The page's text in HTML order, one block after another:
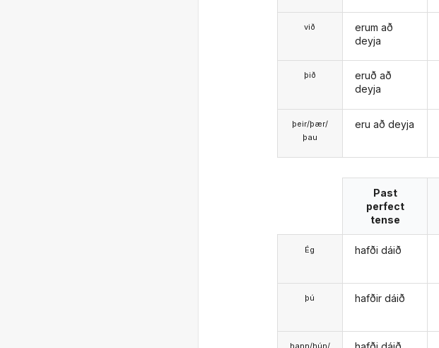
við
þið
þeir/þær/
þau
erum að
deyja
eruð að
deyja
eru að deyja
Ég
þú
Past
perfect
tense
hafði dáið
hafðir dáið